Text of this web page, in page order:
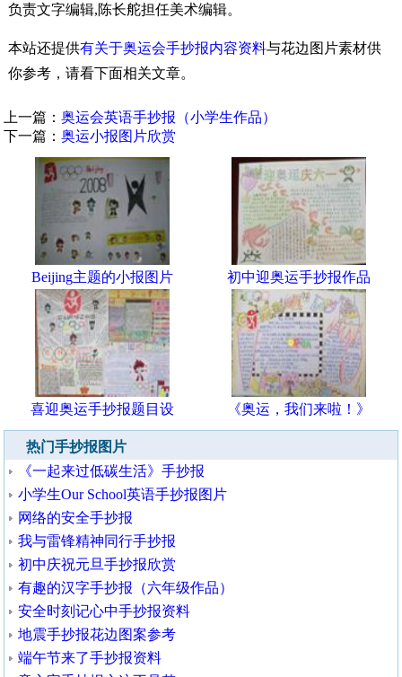
负责文字编辑,陈长舵担任美术编辑。
本站还提供有关于奥运会手抄报内容资料与花边图片素材供
你参考，请看下面相关文章。
上一篇：奥运会英语手抄报（小学生作品）
下一篇：奥运小报图片欣赏
Beijing主题的小报图片 初中迎奥运手抄报作品
喜迎奥运手抄报题目设 《奥运，我们来啦！》
热门手抄报图片
《一起来过低碳生活》手抄报
小学生Our School英语手抄报图片
网络的安全手抄报
我与雷锋精神同行手抄报
初中庆祝元旦手抄报欣赏
有趣的汉字手抄报（六年级作品）
安全时刻记心中手抄报资料
地震手抄报花边图案参考
端午节来了手抄报资料